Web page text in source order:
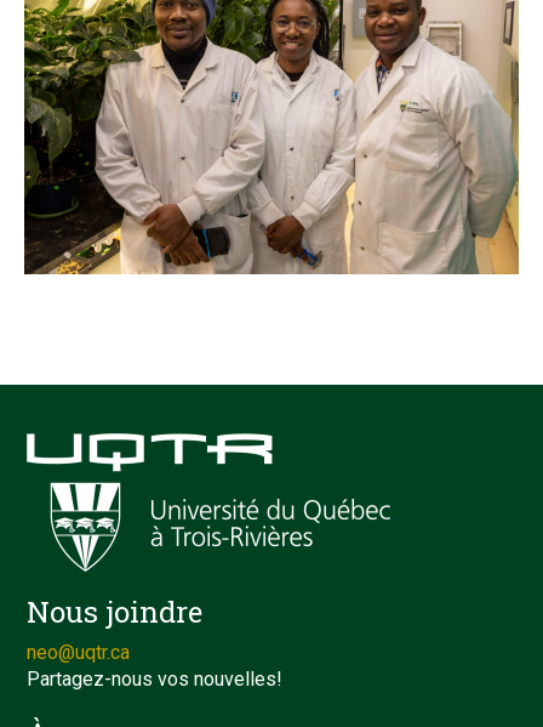
Nous joindre
neo@uqtr.ca
Partagez-nous vos nouvelles!